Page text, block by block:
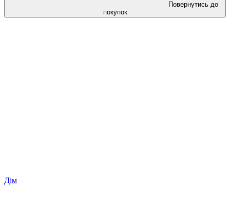
Повернутись до
покупок
Дім